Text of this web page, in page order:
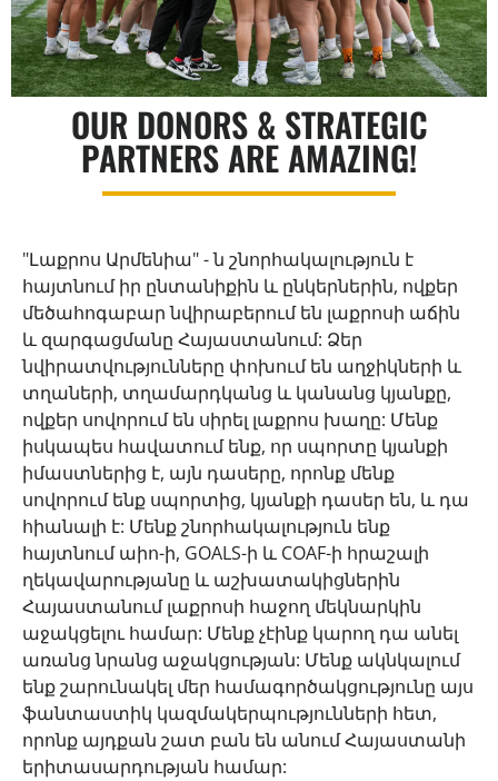
OUR DONORS & STRATEGIC
PARTNERS ARE AMAZING!
"Լաքրոս Արմենիա" - ն շնորհակալություն է
հայտնում իր ընտանիքին և ընկերներին, ովքեր
մեծահոգաբար նվիրաբերում են լաքրոսի աճին
և զարգացմանը Հայաստանում: Ձեր
նվիրատվությունները փոխում են աղջիկների և
տղաների, տղամարդկանց և կանանց կյանքը,
ովքեր սովորում են սիրել լաքրոս խաղը: Մենք
իսկապես հավատում ենք, որ սպորտը կյանքի
իմաստներից է, այն դասերը, որոնք մենք
սովորում ենք սպորտից, կյանքի դասեր են, և դա
հիանալի է: Մենք շնորհակալություն ենք
հայտնում աիո-ի, GOALS-ի և COAF-ի հրաշալի
ղեկավարությանը և աշխատակիցներին
Հայաստանում լաքրոսի հաջող մեկնարկին
աջակցելու համար: Մենք չէինք կարող դա անել
առանց նրանց աջակցության: Մենք ակնկալում
ենք շարունակել մեր համագործակցությունը այս
ֆանտաստիկ կազմակերպությունների հետ,
որոնք այդքան շատ բան են անում Հայաստանի
երիտասարդության համար: